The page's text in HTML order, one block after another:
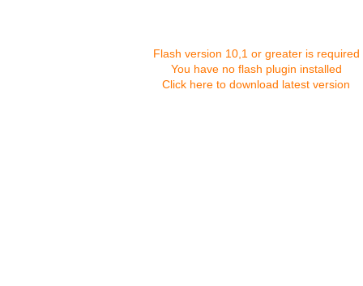
Flash version 10,1 or greater is required
You have no flash plugin installed
Click here to download latest version